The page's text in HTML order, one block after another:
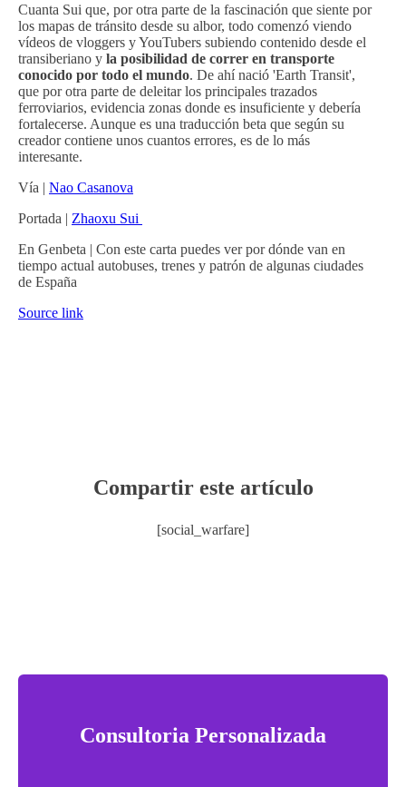
Cuanta Sui que, por otra parte de la fascinación que siente por
los mapas de tránsito desde su albor, todo comenzó viendo
vídeos de vloggers y YouTubers subiendo contenido desde el
transiberiano y la posibilidad de correr en transporte
conocido por todo el mundo. De ahí nació 'Earth Transit',
que por otra parte de deleitar los principales trazados
ferroviarios, evidencia zonas donde es insuficiente y debería
fortalecerse. Aunque es una traducción beta que según su
creador contiene unos cuantos errores, es de lo más
interesante.
Vía | Nao Casanova
Portada | Zhaoxu Sui
En Genbeta | Con este carta puedes ver por dónde van en
tiempo actual autobuses, trenes y patrón de algunas ciudades
de España
Source link
Compartir este artículo
[social_warfare]
Consultoria Personalizada